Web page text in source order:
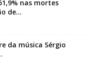
nas mortes
de...
da música Sérgio